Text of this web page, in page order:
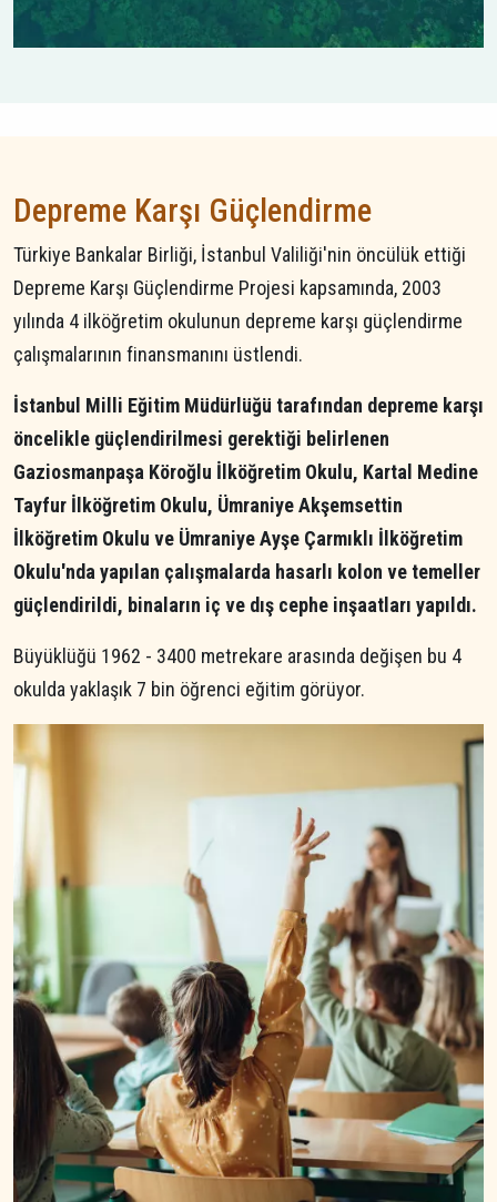
Depreme Karşı Güçlendirme
Türkiye Bankalar Birliği, İstanbul Valiliği'nin öncülük ettiği
Depreme Karşı Güçlendirme Projesi kapsamında, 2003
yılında 4 ilköğretim okulunun depreme karşı güçlendirme
çalışmalarının finansmanını üstlendi.
İstanbul Milli Eğitim Müdürlüğü tarafından depreme karşı
öncelikle güçlendirilmesi gerektiği belirlenen
Gaziosmanpaşa Köroğlu İlköğretim Okulu, Kartal Medine
Tayfur İlköğretim Okulu, Ümraniye Akşemsettin
İlköğretim Okulu ve Ümraniye Ayşe Çarmıklı İlköğretim
Okulu'nda yapılan çalışmalarda hasarlı kolon ve temeller
güçlendirildi, binaların iç ve dış cephe inşaatları yapıldı.
Büyüklüğü 1962 - 3400 metrekare arasında değişen bu 4
okulda yaklaşık 7 bin öğrenci eğitim görüyor.